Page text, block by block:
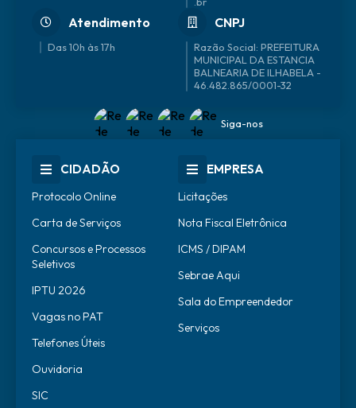
Atendimento
Das 10h às 17h
CNPJ
46.482.865/0001-32
Siga-nos
CIDADÃO
Protocolo Online
Carta de Serviços
Concursos e Processos
Seletivos
IPTU 2026
Vagas no PAT
Telefones Úteis
Ouvidoria
SIC
EMPRESA
Licitações
Nota Fiscal Eletrônica
ICMS / DIPAM
Sebrae Aqui
Sala do Empreendedor
Serviços